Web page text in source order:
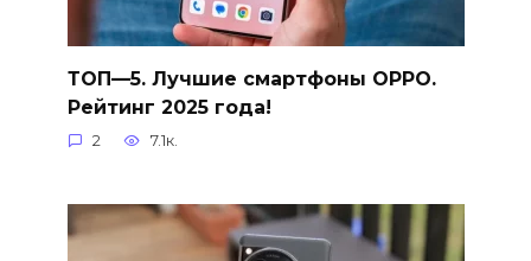
ТОП—5. Лучшие смартфоны OPPO.
Рейтинг 2025 года!
2 7.1к.